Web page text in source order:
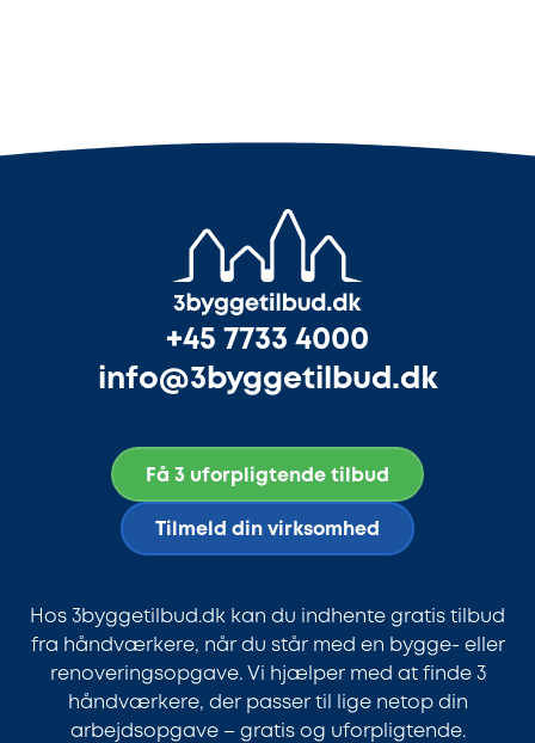
+45 7733 4000
info@3byggetilbud.dk
Få 3 uforpligtende tilbud
Tilmeld din virksomhed
Hos 3byggetilbud.dk kan du indhente gratis tilbud
fra håndværkere, når du står med en bygge- eller
renoveringsopgave. Vi hjælper med at finde 3
håndværkere, der passer til lige netop din
arbejdsopgave – gratis og uforpligtende.